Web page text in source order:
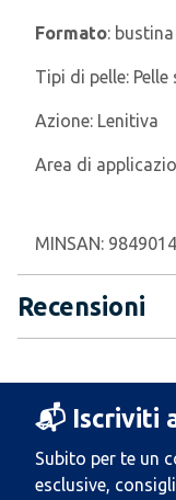
Formato:
Tipi di pelle: Pelle
Azione: Lenitiva
Area di
MINSAN:
Recensioni
📬 Iscriviti
Subito per te un
esclusive,